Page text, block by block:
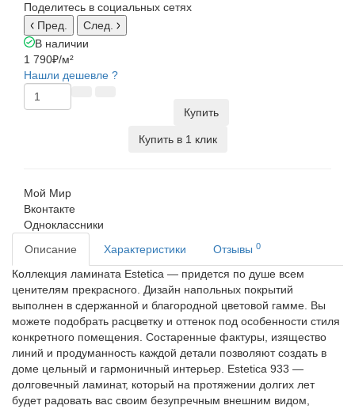
Поделитесь в социальных сетях
Пред.
След.
В наличии
1 790₽/м²
Нашли дешевле ?
Купить
Купить в 1 клик
Мой Мир
Вконтакте
Одноклассники
Описание
Характеристики Отзывы 0
Коллекция ламината Estetica — придется по душе всем
ценителям прекрасного. Дизайн напольных покрытий
выполнен в сдержанной и благородной цветовой гамме. Вы
можете подобрать расцветку и оттенок под особенности стиля
конкретного помещения. Состаренные фактуры, изящество
линий и продуманность каждой детали позволяют создать в
доме цельный и гармоничный интерьер. Estetica 933 —
долговечный ламинат, который на протяжении долгих лет
будет радовать вас своим безупречным внешним видом,